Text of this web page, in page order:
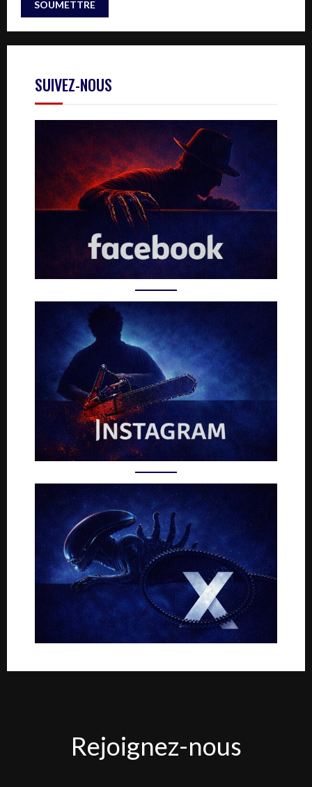
SUIVEZ-NOUS
nous
Rejoignez-nous